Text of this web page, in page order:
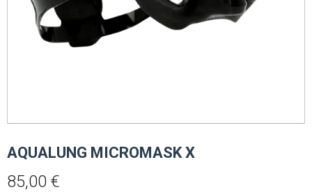
AQUALUNG MICROMASK X
85,00 €